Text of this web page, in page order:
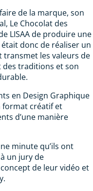
de la marque, son
Le Chocolat des
LISAA de produire une
donc de réaliser un
transmet les valeurs de
traditions et son
en Design Graphique
format créatif et
d’une manière
minute qu’ils ont
un jury de
de leur vidéo et